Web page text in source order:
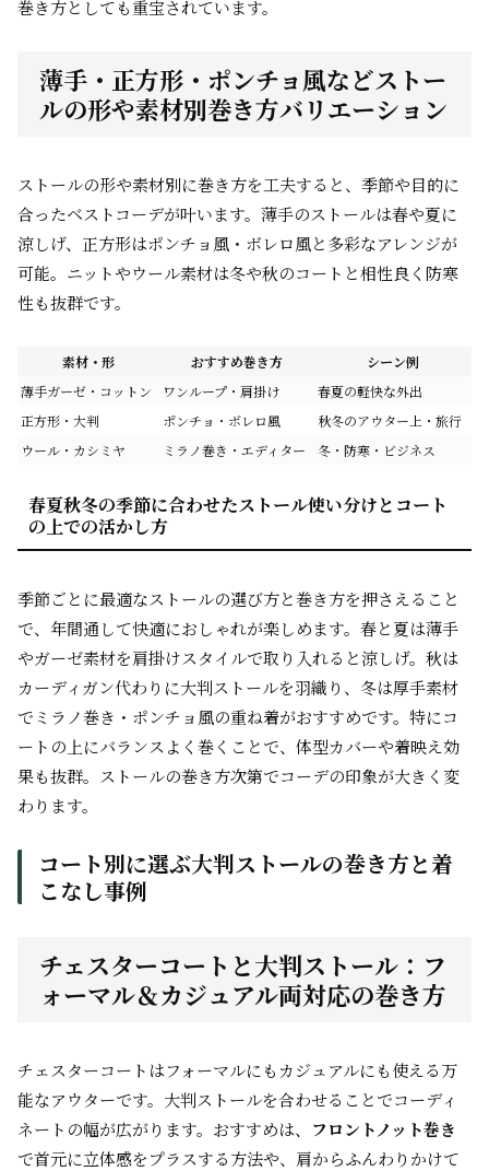
巻き方としても重宝されています。
薄手・正方形・ポンチョ風などストー
ルの形や素材別巻き方バリエーション
ストールの形や素材別に巻き方を工夫すると、季節や目的に
合ったベストコーデが叶います。薄手のストールは春や夏に
涼しげ、正方形はポンチョ風・ボレロ風と多彩なアレンジが
可能。ニットやウール素材は冬や秋のコートと相性良く防寒
性も抜群です。
素材・形 おすすめ巻き方
シーン例
薄手ガーゼ・コットン
ワンループ・肩掛け
春夏の軽快な外出
正方形・大判
ポンチョ・ボレロ風
秋冬のアウター上・旅行
ウール・カシミヤ
ミラノ巻き・エディター 冬・防寒・ビジネス
春夏秋冬の季節に合わせたストール使い分けとコート
の上での活かし方
季節ごとに最適なストールの選び方と巻き方を押さえること
で、年間通して快適におしゃれが楽しめます。春と夏は薄手
やガーゼ素材を肩掛けスタイルで取り入れると涼しげ。秋は
カーディガン代わりに大判ストールを羽織り、冬は厚手素材
でミラノ巻き・ポンチョ風の重ね着がおすすめです。特にコ
ートの上にバランスよく巻くことで、体型カバーや着映え効
果も抜群。ストールの巻き方次第でコーデの印象が大きく変
わります。
コート別に選ぶ大判ストールの巻き方と着
こなし事例
チェスターコートと大判ストール：フ
ォーマル＆カジュアル両対応の巻き方
チェスターコートはフォーマルにもカジュアルにも使える万
能なアウターです。大判ストールを合わせることでコーディ
ネートの幅が広がります。おすすめは、 フロントノット巻き
で首元に立体感をプラスする方法や、肩からふんわりかけて